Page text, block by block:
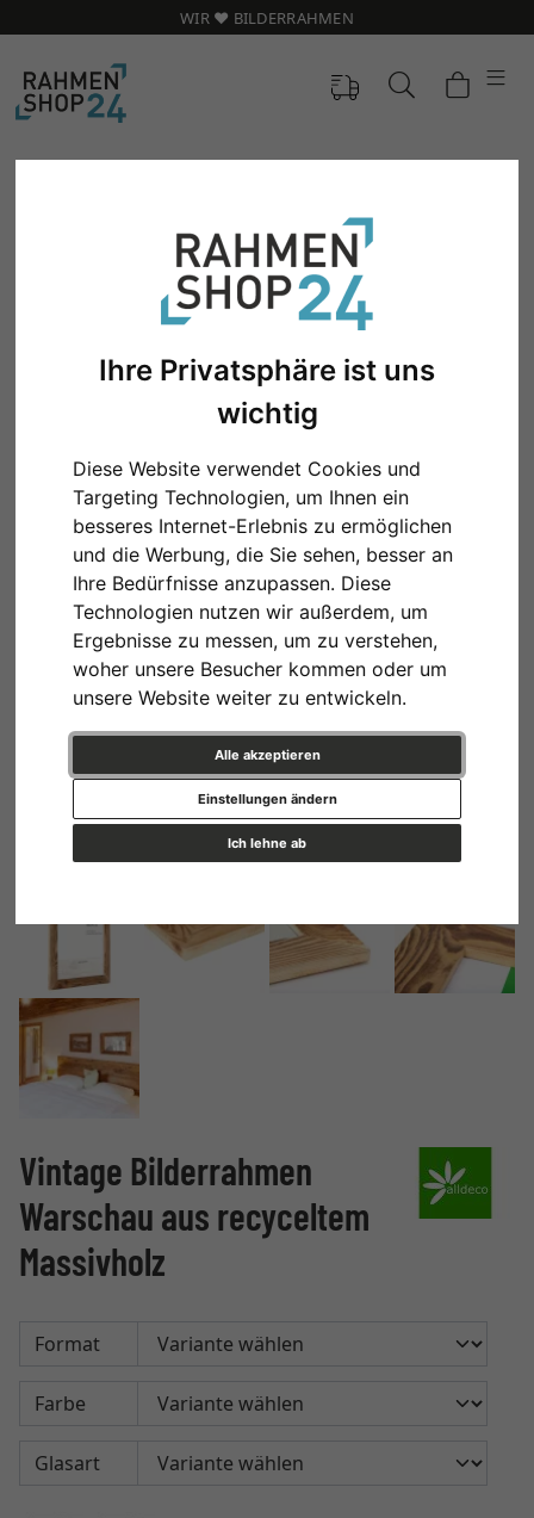
Ihre Privatsphäre ist uns
wichtig
Diese Website verwendet Cookies und
Targeting Technologien, um Ihnen ein
besseres Internet-Erlebnis zu ermöglichen
und die Werbung, die Sie sehen, besser an
Ihre Bedürfnisse anzupassen. Diese
Technologien nutzen wir außerdem, um
Ergebnisse zu messen, um zu verstehen,
woher unsere Besucher kommen oder um
unsere Website weiter zu entwickeln.
Alle akzeptieren
Ich lehne ab
Einstellungen ändern
WIR ❤️ BILDERRAHMEN
Zurück
Vintage Bilderrahmen
Warschau aus recyceltem
Massivholz
Format
Farbe
Glasart